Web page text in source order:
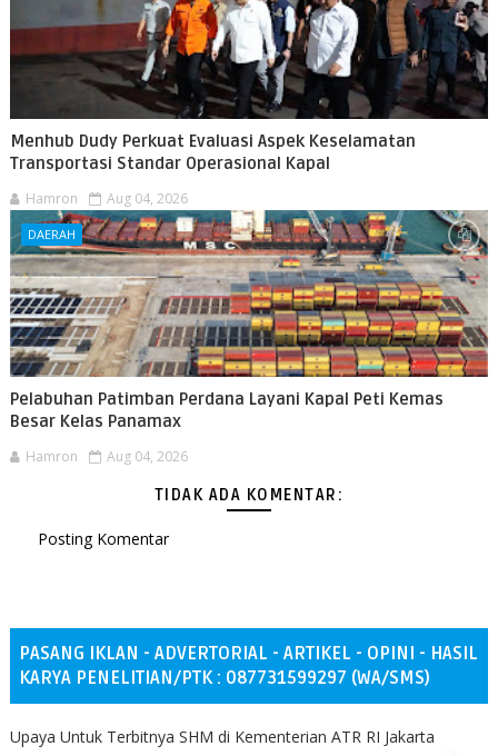
Menhub Dudy Perkuat Evaluasi Aspek Keselamatan
Transportasi Standar Operasional Kapal
Hamron Aug 04, 2026
DAERAH
Pelabuhan Patimban Perdana Layani Kapal Peti Kemas
Besar Kelas Panamax
Hamron Aug 04, 2026
TIDAK ADA KOMENTAR:
Posting Komentar
PASANG IKLAN - ADVERTORIAL - ARTIKEL - OPINI - HASIL
KARYA PENELITIAN/PTK : 087731599297 (WA/SMS)
Upaya Untuk Terbitnya SHM di Kementerian ATR RI Jakarta